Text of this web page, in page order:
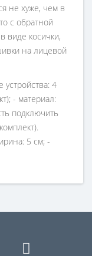
не хуже, чем в
с обратной
виде косички,
на лицевой
устройства: 4
- материал:
подключить
5 см; -